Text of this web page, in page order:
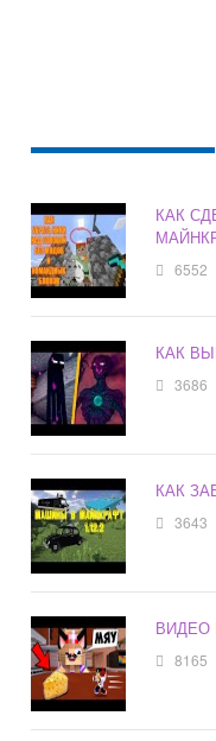
КАК
6552
КАК
3686
КАК
3643
ВИДЕО
8165